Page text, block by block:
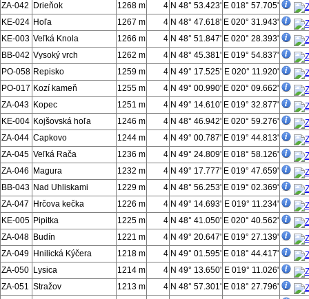
ZA-042
Drieňok 1268 m 4 N 48° 53.423' E 018° 57.705'
KE-024 Hoľa 1267 m 4 N 48° 47.618' E 020° 31.943'
KE-003 Veľká Knola 1266 m 4 N 48° 51.847' E 020° 28.393'
BB-042 Vysoký vrch 1262 m 4 N 48° 45.381' E 019° 54.837'
PO-058 Repisko 1259 m 4 N 49° 17.525' E 020° 11.920'
PO-017 Kozí kameň 1255 m 4 N 49° 00.990' E 020° 09.662'
ZA-043 Kopec 1251 m 4 N 49° 14.610' E 019° 32.877'
KE-004 Kojšovská hoľa 1246 m 4 N 48° 46.942' E 020° 59.276'
ZA-044 Capkovo 1244 m 4 N 49° 00.787' E 019° 44.813'
ZA-045 Veľká Rača 1236 m 4 N 49° 24.809' E 018° 58.126'
ZA-046
Magura 1232 m 4 N 49° 17.777' E 019° 47.659'
BB-043 Nad Uhliskami 1229 m 4 N 48° 56.253' E 019° 02.369'
ZA-047
Hrčova kečka 1226 m 4 N 49° 14.693' E 019° 11.234'
KE-005 Pipitka 1225 m 4 N 48° 41.050' E 020° 40.562'
ZA-048 Budín 1221 m 4 N 49° 20.647' E 019° 27.139'
ZA-049 Hnilická Kýčera 1218 m 4 N 49° 01.595' E 018° 44.417'
ZA-050 Lysica 1214 m 4 N 49° 13.650' E 019° 11.026'
ZA-051 Stražov 1213 m 4 N 48° 57.301' E 018° 27.796'